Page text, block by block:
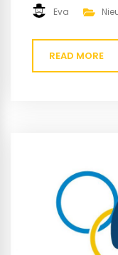
bekerhouder van
Eva
READ MORE